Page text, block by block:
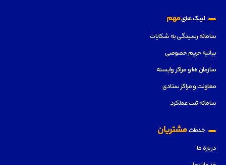
لینک هایمهم
سامانه رسیدگی به شکایات
بیانیه حریم خصوصی
سازمان ها و مراکز وابسته
معاونت و مراکز ستادی
سامانه ثبت عملکرد
خدماتمشتریان
درباره ما